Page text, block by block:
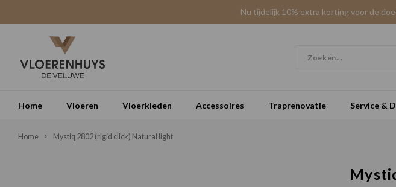
Nu tijdelijk 10% extra korting voor de
Home Vloeren Vloerkleden Accessoires Traprenovatie Service &
Home Mystiq 2802 (rigid click) Natural light